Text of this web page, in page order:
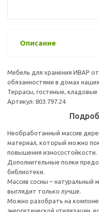
Описание
Мебель для хранения ИВАР
обязанностями в домах
Террасы, гостиные,
Артикул: 803.797.24
Необработанный массив
материал, который можно
повышения износостойкости.
Дополнительные полки
библиотеки.
Массив сосны – натуральный
выглядит только лучше.
Можно разобрать на
энергетической утилизации,